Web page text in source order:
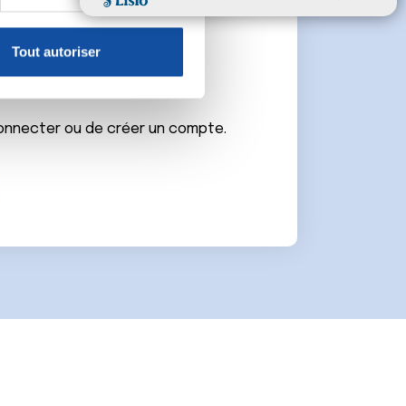
reportez-vous à lasection «
sur les cookies.
Tout autoriser
ou de créer un compte.